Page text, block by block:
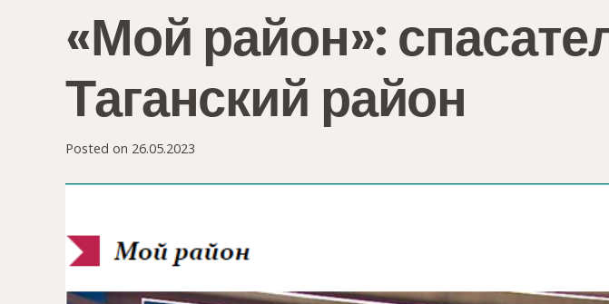
«Мой район»:
Таганский район
Posted on 26.05.2023